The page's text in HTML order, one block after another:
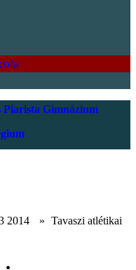
Piarista Gimnázium
2014 » Tavaszi atlétikai